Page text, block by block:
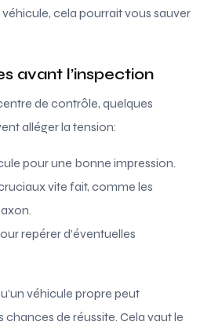
cela pourrait vous sauver
avant l’inspection
de contrôle, quelques
alléger la tension:
pour une bonne impression.
vite fait, comme les
repérer d’éventuelles
véhicule propre peut
chances de réussite. Cela vaut le